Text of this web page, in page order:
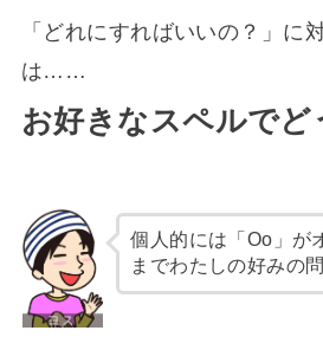
「どれにすればいいの？」に
は……
お好きなスペルでど
個人的には「Oo」が
までわたしの好みの